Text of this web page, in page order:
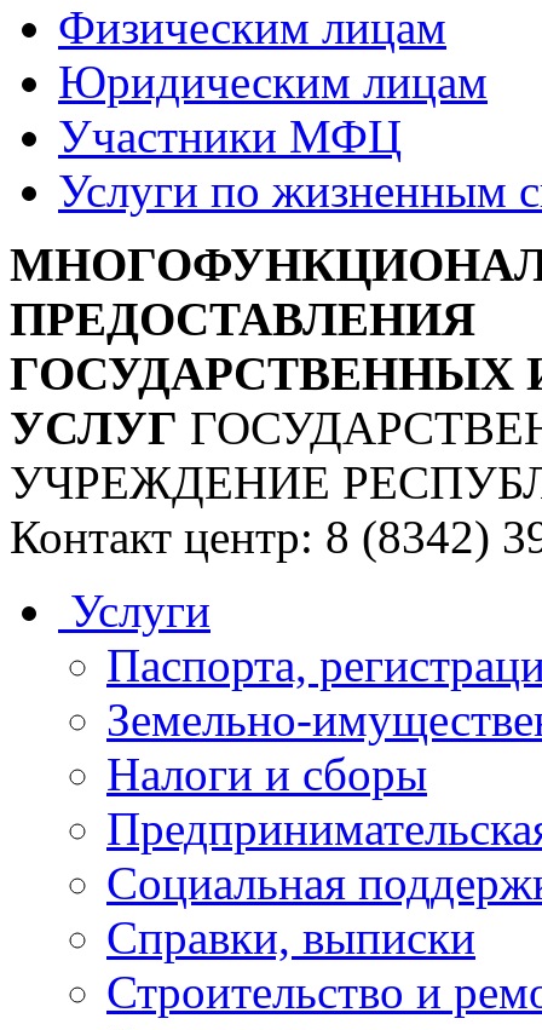
Физическим лицам
Юридическим лицам
Участники МФЦ
Услуги по жизненным
ПРЕДОСТАВЛЕНИЯ
УСЛУГ
УЧРЕЖДЕНИЕ
Контакт центр: 8 (8342)
Услуги
Паспорта,
Земельно-
Налоги и сборы
Социальная
Справки, выписки
Строительство и